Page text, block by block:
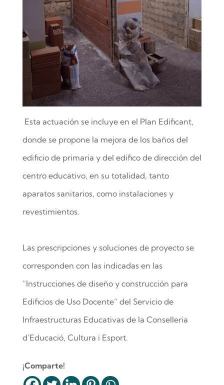
Esta actuación se incluye en el Plan Edificant,
donde se propone la mejora de los baños del
edificio de primaria y del edifico de dirección del
centro educativo, en su totalidad, tanto
aparatos sanitarios, como instalaciones y
revestimientos.
Las prescripciones y soluciones de proyecto se
corresponden con las indicadas en las
“Instrucciones de diseño y construcción para
Edificios de Uso Docente” del Servicio de
Infraestructuras Educativas de la Conselleria
d’Educació, Cultura i Esport.
¡Comparte!